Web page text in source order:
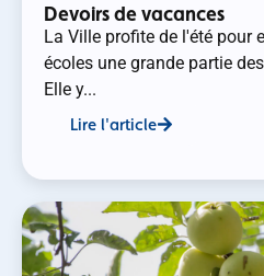
Devoirs de vacances
La Ville profite de l'été pour
écoles une grande partie
Elle y...
Lire l'article